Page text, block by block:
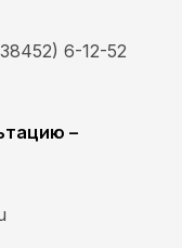
6-12-52
–